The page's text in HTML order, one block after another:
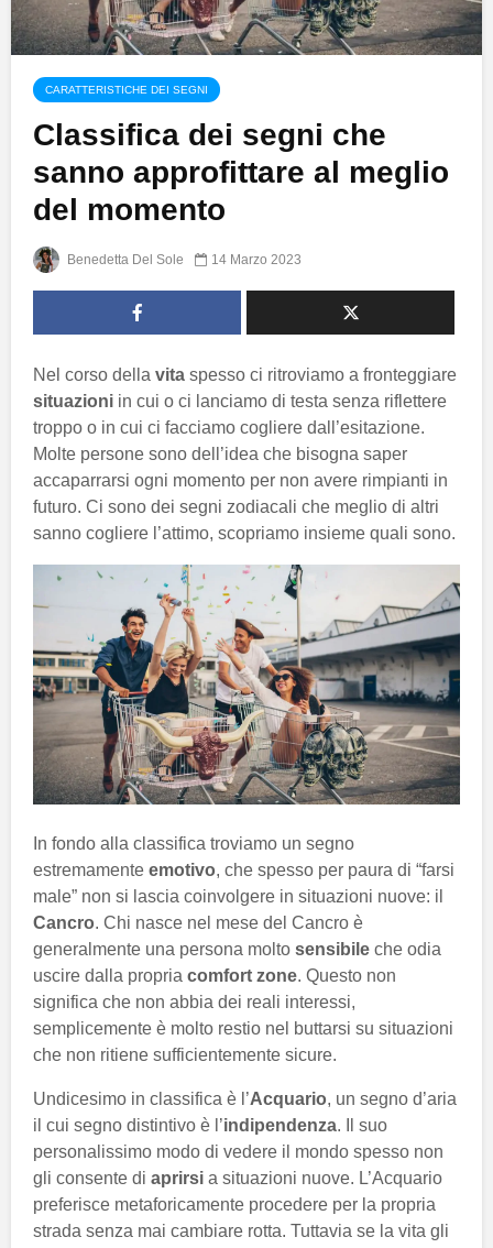
CARATTERISTICHE DEI SEGNI
Classifica dei segni che
sanno approfittare al meglio
del momento
Benedetta Del Sole 14 Marzo 2023
Nel corso della vita spesso ci ritroviamo a fronteggiare
situazioni in cui o ci lanciamo di testa senza riflettere
troppo o in cui ci facciamo cogliere dall’esitazione.
Molte persone sono dell’idea che bisogna saper
accaparrarsi ogni momento per non avere rimpianti in
futuro. Ci sono dei segni zodiacali che meglio di altri
sanno cogliere l’attimo, scopriamo insieme quali sono.
In fondo alla classifica troviamo un segno
estremamente emotivo, che spesso per paura di “farsi
male” non si lascia coinvolgere in situazioni nuove: il
Cancro. Chi nasce nel mese del Cancro è
generalmente una persona molto sensibile che odia
uscire dalla propria comfort zone. Questo non
significa che non abbia dei reali interessi,
semplicemente è molto restio nel buttarsi su situazioni
che non ritiene sufficientemente sicure.
Undicesimo in classifica è l’Acquario, un segno d’aria
il cui segno distintivo è l’indipendenza. Il suo
personalissimo modo di vedere il mondo spesso non
gli consente di aprirsi a situazioni nuove. L’Acquario
preferisce metaforicamente procedere per la propria
strada senza mai cambiare rotta. Tuttavia se la vita gli